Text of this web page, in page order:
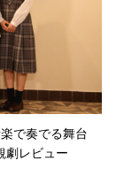
で奏でる舞台
劇レビュー